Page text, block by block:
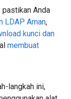
pastikan Anda
LDAP Aman,
kunci dan
membuat
langkah ini,